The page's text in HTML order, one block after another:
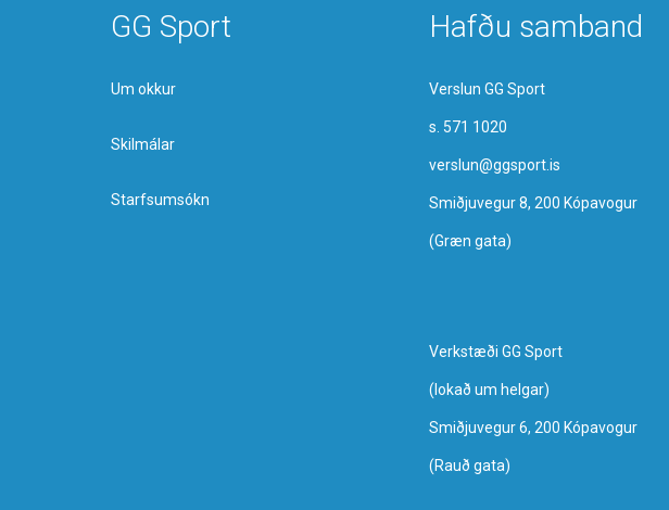
GG Sport
Um okkur
Skilmálar
Starfsumsókn
Hafðu samband
Verslun GG Sport
s. 571 1020
verslun@ggsport.is
Smiðjuvegur 8, 200 Kópavogur
(Græn gata)
Verkstæði GG Sport
​(lokað um helgar)
Smiðjuvegur 6, 200 Kópavogur
(Rauð gata)